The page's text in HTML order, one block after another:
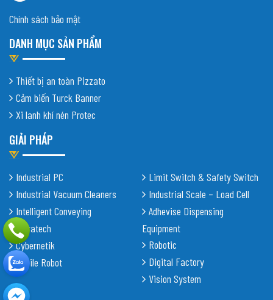
Chính sách bảo mật
DANH MỤC SẢN PHẨM
Thiết bị an toàn Pizzato
Cảm biến Turck Banner
Xi lanh khí nén Protec
GIẢI PHÁP
Industrial PC
Industrial Vacuum Cleaners
Intelligent Conveying
Shiratech
Cybernetik
Mobile Robot
Limit Switch & Safety Switch
Industrial Scale – Load Cell
Adhevise Dispensing
Equipment
Robotic
Digital Factory
Vision System